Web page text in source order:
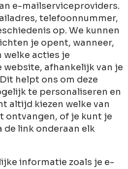
e-mailserviceproviders.
telefoonnummer,
op. We kunnen
je opent, wanneer,
welke acties je
website, afhankelijk van je
helpt ons om deze
te personaliseren en
altijd kiezen welke van
ontvangen, of je kunt je
de link onderaan elk
informatie zoals je e-